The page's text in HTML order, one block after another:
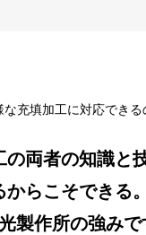
充填加工に対応できる
の両者の知識と
からこそできる。
製作所の強みで